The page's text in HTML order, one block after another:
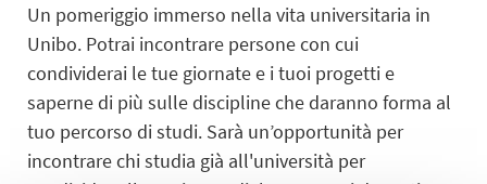
Un pomeriggio immerso nella vita universitaria in
Unibo. Potrai incontrare persone con cui
condividerai le tue giornate e i tuoi progetti e
saperne di più sulle discipline che daranno forma al
tuo percorso di studi. Sarà un’opportunità per
incontrare chi studia già all'università per